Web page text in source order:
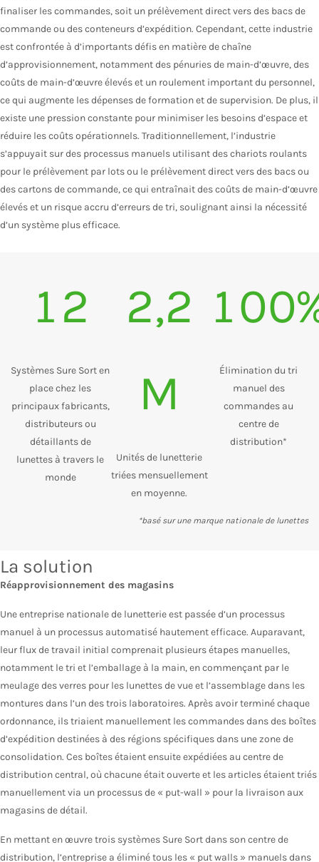
finaliser les commandes, soit un prélèvement direct vers des bacs de
commande ou des conteneurs d’expédition. Cependant, cette industrie
est confrontée à d’importants défis en matière de chaîne
d’approvisionnement, notamment des pénuries de main-d’œuvre, des
coûts de main-d’œuvre élevés et un roulement important du personnel,
ce qui augmente les dépenses de formation et de supervision. De plus, il
existe une pression constante pour minimiser les besoins d’espace et
réduire les coûts opérationnels. Traditionnellement, l’industrie
s’appuyait sur des processus manuels utilisant des chariots roulants
pour le prélèvement par lots ou le prélèvement direct vers des bacs ou
des cartons de commande, ce qui entraînait des coûts de main-d’œuvre
élevés et un risque accru d’erreurs de tri, soulignant ainsi la nécessité
d’un système plus efficace.
12
Systèmes Sure Sort en
place chez les
principaux fabricants,
distributeurs ou
détaillants de
lunettes à travers le
monde
2,2
M
Unités de lunetterie
triées mensuellement
en moyenne.
Élimination du tri
manuel des
commandes au
centre de
distribution*
*basé sur une marque nationale de lunettes
La solution
Réapprovisionnement des magasins
Une entreprise nationale de lunetterie est passée d’un processus
manuel à un processus automatisé hautement efficace. Auparavant,
leur flux de travail initial comprenait plusieurs étapes manuelles,
notamment le tri et l’emballage à la main, en commençant par le
meulage des verres pour les lunettes de vue et l’assemblage dans les
montures dans l’un des trois laboratoires. Après avoir terminé chaque
ordonnance, ils triaient manuellement les commandes dans des boîtes
d’expédition destinées à des régions spécifiques dans une zone de
consolidation. Ces boîtes étaient ensuite expédiées au centre de
distribution central, où chacune était ouverte et les articles étaient triés
manuellement via un processus de « put-wall » pour la livraison aux
magasins de détail.
En mettant en œuvre trois systèmes Sure Sort dans son centre de
distribution, l’entreprise a éliminé tous les « put walls » manuels dans